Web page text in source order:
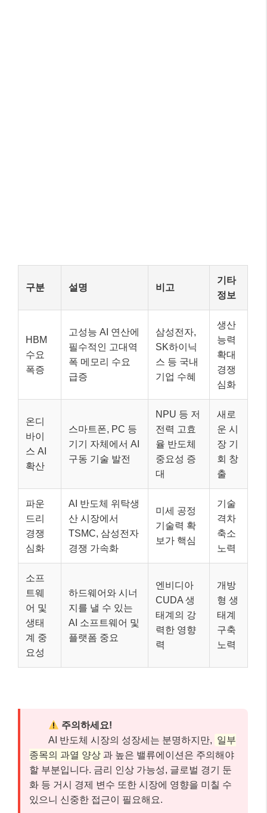
구분 설명 비고
기타
정보
HBM
수요
폭증
고성능 AI 연산에
필수적인 고대역
폭 메모리 수요
급증
삼성전자,
SK하이닉
스 등 국내
기업 수혜
생산
능력
확대
경쟁
심화
온디
바이
스 AI
확산
스마트폰, PC 등
기기 자체에서 AI
구동 기술 발전
NPU 등 저
전력 고효
율 반도체
중요성 증
대
새로
운 시
장 기
회 창
출
파운
드리
경쟁
심화
AI 반도체 위탁생
산 시장에서
TSMC, 삼성전자
경쟁 가속화
미세 공정
기술력 확
보가 핵심
기술
격차
축소
노력
소프
트웨
어 및
생태
계 중
요성
하드웨어와 시너
지를 낼 수 있는
AI 소프트웨어 및
플랫폼 중요
엔비디아
CUDA 생
태계의 강
력한 영향
력
개방
형 생
태계
구축
노력
주의하세요!
AI 반도체 시장의 성장세는 분명하지만, 일부
종목의 과열 양상 과 높은 밸류에이션은 주의해야
할 부분입니다. 금리 인상 가능성, 글로벌 경기 둔
화 등 거시 경제 변수 또한 시장에 영향을 미칠 수
있으니 신중한 접근이 필요해요.